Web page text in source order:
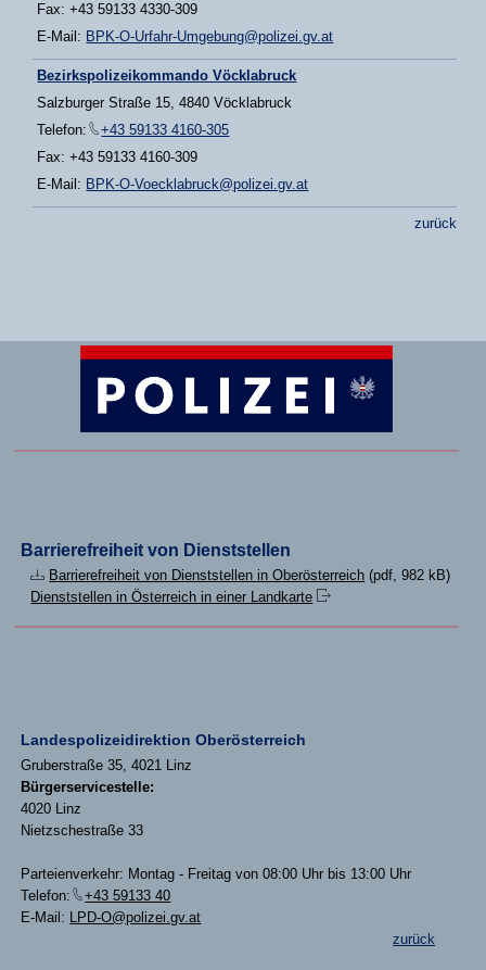
Fax: +43 59133 4330-309
E-Mail: BPK-O-Urfahr-Umgebung@polizei.gv.at
Bezirkspolizeikommando Vöcklabruck
Salzburger Straße 15, 4840 Vöcklabruck
Telefon:
+43 59133 4160-305
Fax: +43 59133 4160-309
E-Mail: BPK-O-Voecklabruck@polizei.gv.at
zurück
Barrierefreiheit von Dienststellen
Barrierefreiheit von Dienststellen in Oberösterreich (pdf, 982 kB)
Dienststellen in Österreich in einer Landkarte
Landespolizeidirektion Oberösterreich
Gruberstraße 35, 4021 Linz
Bürgerservicestelle:
4020 Linz
Nietzschestraße 33
Parteienverkehr: Montag - Freitag von 08:00 Uhr bis 13:00 Uhr
Telefon:
+43 59133 40
E-Mail: LPD-O@polizei.gv.at
zurück